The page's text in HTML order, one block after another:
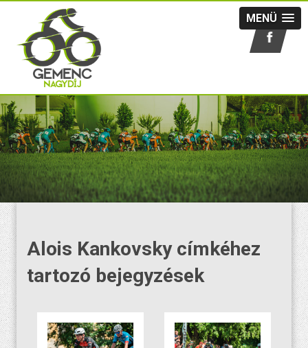
MENÜ
Alois Kankovsky címkéhez
tartozó bejegyzések